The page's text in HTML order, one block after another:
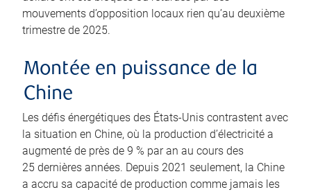
mouvements d’opposition locaux rien qu’au deuxième
trimestre de 2025.
Montée en puissance de la
Chine
Les défis énergétiques des États-Unis contrastent avec
la situation en Chine, où la production d’électricité a
augmenté de près de 9 % par an au cours des
25 dernières années. Depuis 2021 seulement, la Chine
a accru sa capacité de production comme jamais les